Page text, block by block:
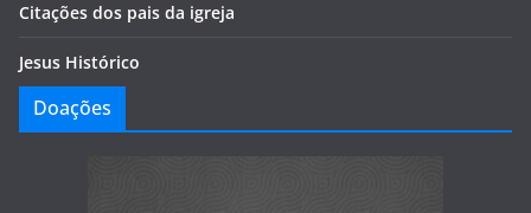
Citações dos pais da igreja
Jesus Histórico
Doações